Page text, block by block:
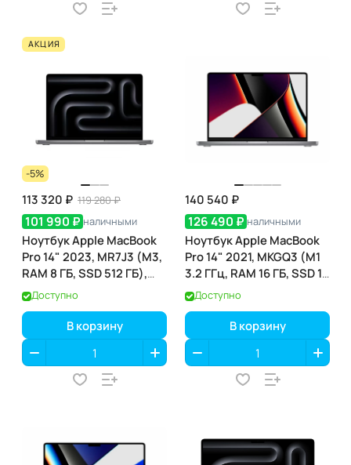
АКЦИЯ
-5%
113 320 ₽ 119 280 ₽
101 990 ₽ наличными
Ноутбук Apple MacBook
Pro 14" 2023, MR7J3 (M3,
RAM 8 ГБ, SSD 512 ГБ),
Silver
Доступно
В корзину
140 540 ₽
126 490 ₽ наличными
Ноутбук Apple MacBook
Pro 14" 2021, MKGQ3 (M1
3.2 ГГц, RAM 16 ГБ, SSD 1
ТБ), Grey
Доступно
В корзину